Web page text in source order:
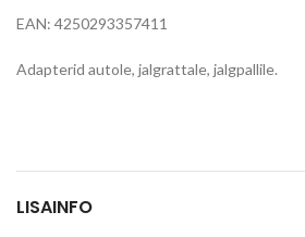
EAN: 4250293357411
Adapterid autole, jalgrattale, jalgpallile.
LISAINFO